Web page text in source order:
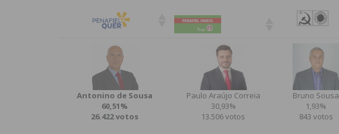
Antonino de Sousa
60,51%
26.422 votos
Paulo Araújo Correia
30,93%
13.506 votos
Bruno Sousa
1,93%
843 votos